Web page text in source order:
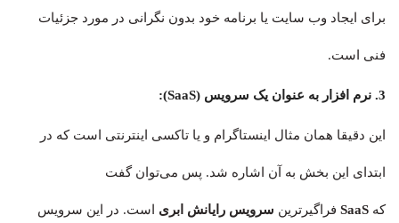
برای ایجاد وب سایت یا برنامه خود بدون نگرانی در مورد جزئیات
فنی است.
3. نرم افزار به عنوان یک سرویس (SaaS):
این دقیقا همان مثال اینستاگرام و یا تاکسی اینترنتی است که در
ابتدای این بخش به آن اشاره شد. پس می‌توان گفت
که SaaS فراگیرترین سرویس رایانش ابری است. در این سرویس